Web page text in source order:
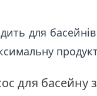
для
для басейну